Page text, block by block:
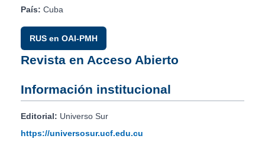
País: Cuba
RUS en OAI-PMH
Revista en Acceso Abierto
Información institucional
Editorial: Universo Sur
https://universosur.ucf.edu.cu